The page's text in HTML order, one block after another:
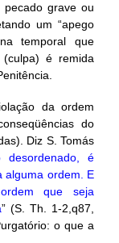
grave ou
um “apego
temporal que
é remida
da ordem
do
Diz S. Tomás
é
alguma ordem. E
que seja
” (S. Th. 1-2,q87,
o que a